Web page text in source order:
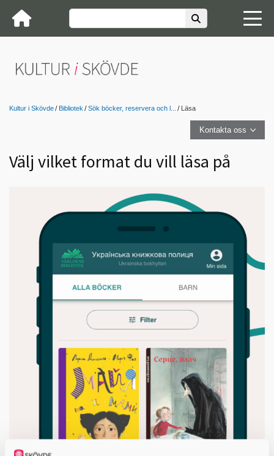
Kultur i Skövde Bibliotek Sök böcker, reservera och l... Läsa
Kontakta oss
Välj vilket format du vill läsa på